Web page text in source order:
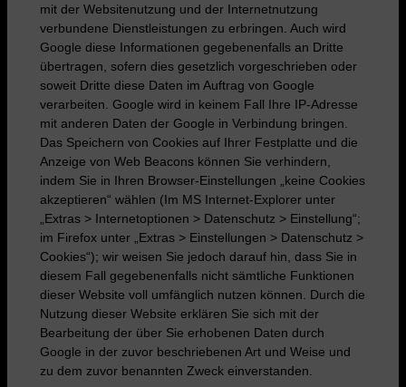
mit der Websitenutzung und der Internetnutzung
verbundene Dienstleistungen zu erbringen. Auch wird
Google diese Informationen gegebenenfalls an Dritte
übertragen, sofern dies gesetzlich vorgeschrieben oder
soweit Dritte diese Daten im Auftrag von Google
verarbeiten. Google wird in keinem Fall Ihre IP-Adresse
mit anderen Daten der Google in Verbindung bringen.
Das Speichern von Cookies auf Ihrer Festplatte und die
Anzeige von Web Beacons können Sie verhindern,
indem Sie in Ihren Browser-Einstellungen „keine Cookies
akzeptieren“ wählen (Im MS Internet-Explorer unter
„Extras > Internetoptionen > Datenschutz > Einstellung“;
im Firefox unter „Extras > Einstellungen > Datenschutz >
Cookies“); wir weisen Sie jedoch darauf hin, dass Sie in
diesem Fall gegebenenfalls nicht sämtliche Funktionen
dieser Website voll umfänglich nutzen können. Durch die
Nutzung dieser Website erklären Sie sich mit der
Bearbeitung der über Sie erhobenen Daten durch
Google in der zuvor beschriebenen Art und Weise und
zu dem zuvor benannten Zweck einverstanden.